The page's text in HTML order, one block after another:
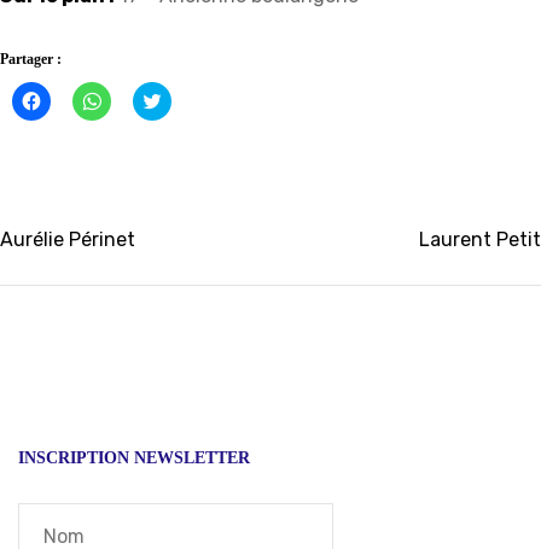
Partager :
Cliquez
pour
Cliquez
pour
Click
to
Navigation
de
Aurélie Périnet Laurent Petit
INSCRIPTION NEWSLETTER